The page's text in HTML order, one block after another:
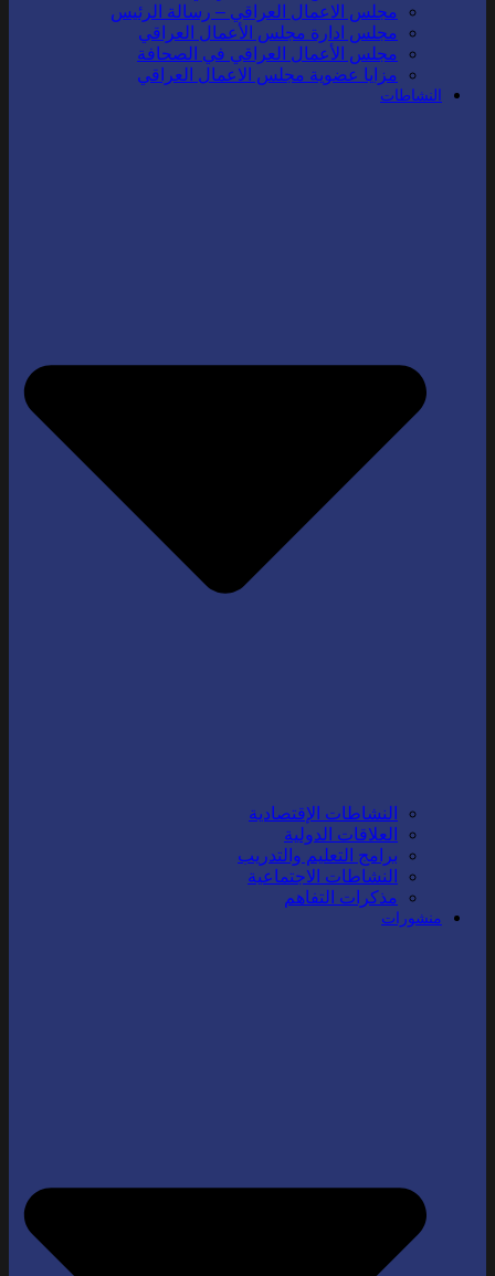
مجلس الاعمال العراقي – رسالة الرئيس
مجلس ادارة مجلس الأعمال العراقي
مجلس الأعمال العراقي في الصحافة
مزايا عضوية مجلس الاعمال العراقي
النشاطات
النشاطات الإقتصادية
العلاقات الدولية
برامج التعليم والتدريب
النشاطات الاجتماعية
مذكرات التفاهم
منشورات